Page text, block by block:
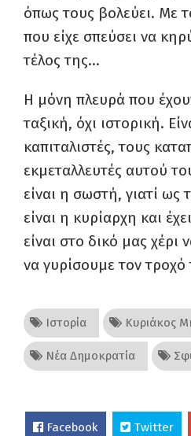
όπως τους βολεύει. Με
που είχε σπεύσει να
τέλος της…
Η μόνη πλευρά που έχουν
ταξική, όχι ιστορική.
καπιταλιστές, τους
εκμεταλλευτές αυτού
είναι η σωστή, γιατί
είναι η κυρίαρχη και
είναι στο δικό μας χέρι
να γυρίσουμε τον τροχό
Ιστορία Κυριάκος
Νέα Δημοκρατία
Facebook Twitter